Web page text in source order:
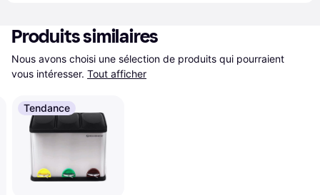
Produits similaires
Nous avons choisi une sélection de produits qui pourraient
vous intéresser. Tout afficher
Tendance